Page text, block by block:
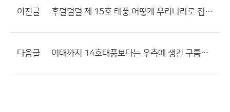
이전글 후덜덜덜 제 15호 태풍 어떻게 우리나라로 접근할지.
다음글 여태까지 14호태풍보다는 우측에 생긴 구름덩어리에 신경을